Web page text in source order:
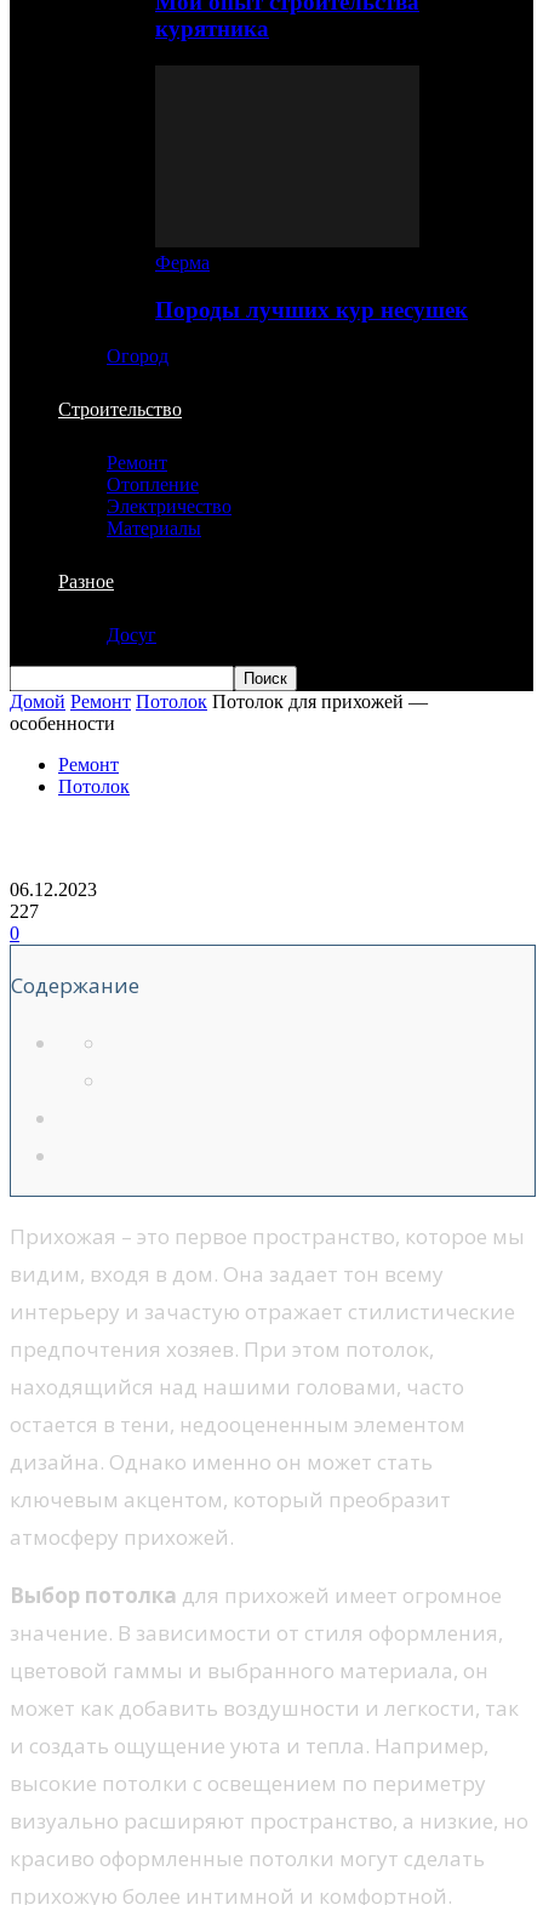
курятника
Ферма
Породы лучших кур несушек
Огород
Строительство
Ремонт
Отопление
Электричество
Материалы
Разное
Досуг
Домой Ремонт Потолок Потолок для прихожей —
особенности
Ремонт
Потолок
06.12.2023
227
0
Содержание
Прихожая – это первое пространство, которое мы
видим, входя в дом. Она задает тон всему
интерьеру и зачастую отражает стилистические
предпочтения хозяев. При этом потолок,
находящийся над нашими головами, часто
остается в тени, недооцененным элементом
дизайна. Однако именно он может стать
ключевым акцентом, который преобразит
атмосферу прихожей.
Выбор потолка для прихожей имеет огромное
значение. В зависимости от стиля оформления,
цветовой гаммы и выбранного материала, он
может как добавить воздушности и легкости, так
и создать ощущение уюта и тепла. Например,
высокие потолки с освещением по периметру
визуально расширяют пространство, а низкие, но
красиво оформленные потолки могут сделать
прихожую более интимной и комфортной.